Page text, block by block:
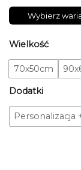
Wybierz
Wielkość
70x50cm
Dodatki
Personalizacja